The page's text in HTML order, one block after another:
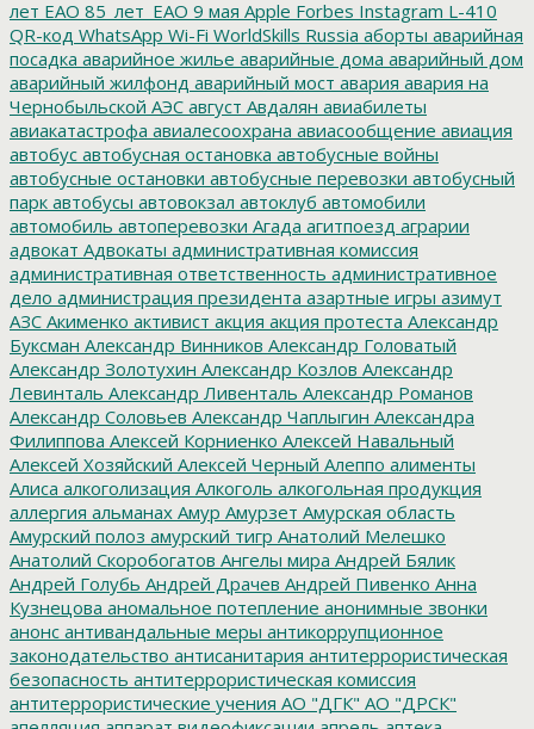
лет ЕАО 85_лет_ЕАО 9 мая Apple Forbes Instagram L-410
QR-код WhatsApp Wi-Fi WorldSkills Russia аборты аварийная
посадка аварийное жилье аварийные дома аварийный дом
аварийный жилфонд аварийный мост авария авария на
Чернобыльской АЭС август Авдалян авиабилеты
авиакатастрофа авиалесоохрана авиасообщение авиация
автобус автобусная остановка автобусные войны
автобусные остановки автобусные перевозки автобусный
парк автобусы автовокзал автоклуб автомобили
автомобиль автоперевозки Агада агитпоезд аграрии
адвокат Адвокаты административная комиссия
административная ответственность административное
дело администрация президента азартные игры азимут
АЗС Акименко активист акция акция протеста Александр
Буксман Александр Винников Александр Головатый
Александр Золотухин Александр Козлов Александр
Левинталь Александр Ливенталь Александр Романов
Александр Соловьев Александр Чаплыгин Александра
Филиппова Алексей Корниенко Алексей Навальный
Алексей Хозяйский Алексей Черный Алеппо алименты
Алиса алкоголизация Алкоголь алкогольная продукция
аллергия альманах Амур Амурзет Амурская область
Амурский полоз амурский тигр Анатолий Мелешко
Анатолий Скоробогатов Ангелы мира Андрей Бялик
Андрей Голубь Андрей Драчев Андрей Пивенко Анна
Кузнецова аномальное потепление анонимные звонки
анонс антивандальные меры антикоррупционное
законодательство антисанитария антитеррористическая
безопасность антитеррористическая комиссия
антитеррористические учения АО "ДГК" АО "ДРСК"